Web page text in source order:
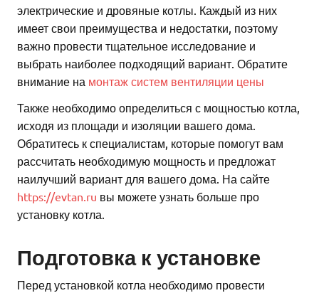
электрические и дровяные котлы. Каждый из них
имеет свои преимущества и недостатки, поэтому
важно провести тщательное исследование и
выбрать наиболее подходящий вариант. Обратите
внимание на монтаж систем вентиляции цены
Также необходимо определиться с мощностью котла,
исходя из площади и изоляции вашего дома.
Обратитесь к специалистам, которые помогут вам
рассчитать необходимую мощность и предложат
наилучший вариант для вашего дома. На сайте
https://evtan.ru вы можете узнать больше про
установку котла.
Подготовка к установке
Перед установкой котла необходимо провести